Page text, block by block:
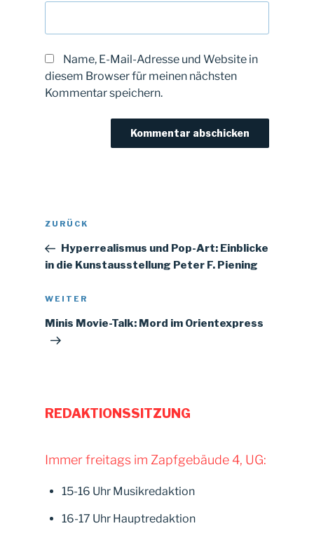
Name, E-Mail-Adresse und Website in
diesem Browser für meinen nächsten
Kommentar speichern.
Vorheriger
ZURÜCK
Hyperrealismus und Pop-Art: Einblicke
in die Kunstausstellung Peter F. Piening
Nächster
WEITER
Minis Movie-Talk: Mord im Orientexpress
REDAKTIONSSITZUNG
Immer freitags im Zapfgebäude 4, UG:
15-16 Uhr Musikredaktion
16-17 Uhr Hauptredaktion